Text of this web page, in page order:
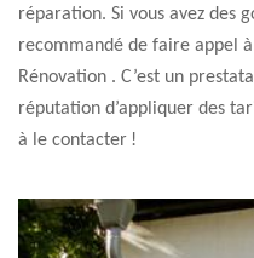
réparation. Si vous avez des
recommandé de faire appel
Rénovation . C’est un
réputation d’appliquer des
à le contacter !